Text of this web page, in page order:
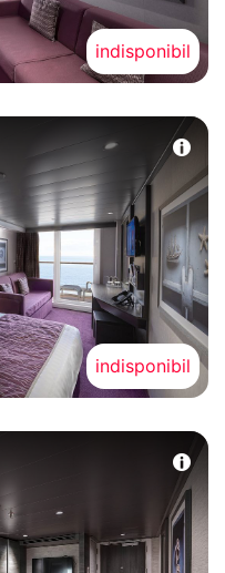
indisponibil
indisponibil